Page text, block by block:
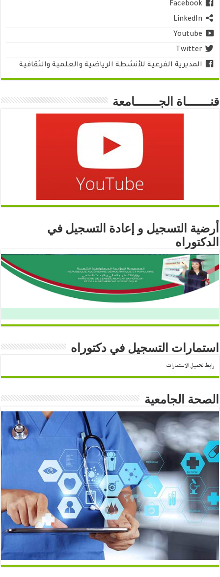
Facebook
LinkedIn
Youtube
Twitter
المديرية الفرعية للأنشطة الرياضية والعلمية والثقافية
قنـــــــاة الجـــــــامعة
أرضية التسجيل و إعادة التسجيل في
الدكتوراه
استمارات التسجيل في دكتوراه
رابط تحميل الاستمارات
الصحة الجامعية